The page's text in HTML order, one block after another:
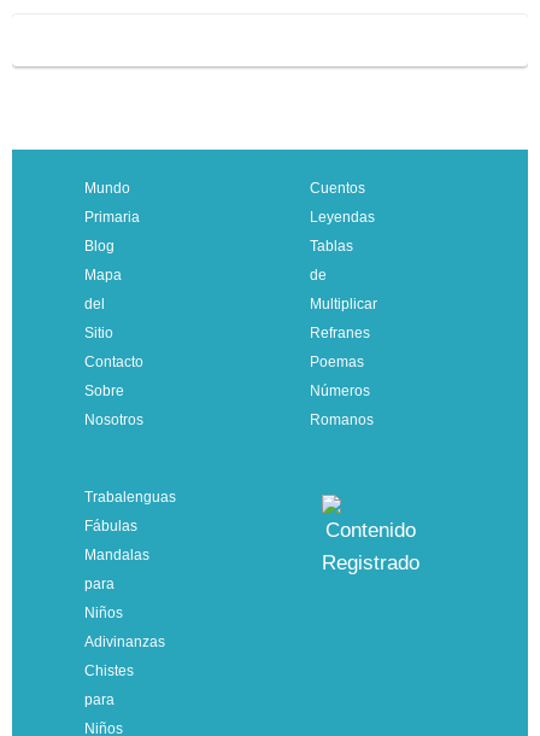
Mundo
Primaria
Blog
Mapa
del
Sitio
Contacto
Sobre
Nosotros
Cuentos
Leyendas
Tablas
de
Multiplicar
Refranes
Poemas
Números
Romanos
Trabalenguas
Fábulas
Mandalas
para
Niños
Adivinanzas
Chistes
para
Niños